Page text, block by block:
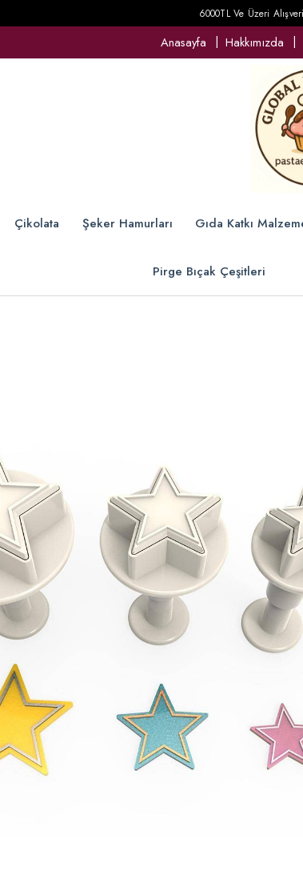
6000TL Ve Üzeri
Anasayfa Hakkımızda
Çikolata Şeker Hamurları Gıda Katkı
Pirge Bıçak Çeşitleri